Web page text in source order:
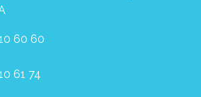
60 60
61 74